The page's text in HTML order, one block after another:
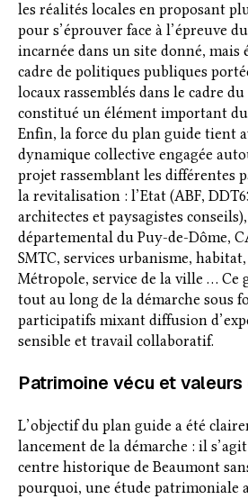
les réalités locales en proposant
pour s’éprouver face à l’épreuve
incarnée dans un site donné, mais
cadre de politiques publiques
locaux rassemblés dans le cadre
constitué un élément important du
Enfin, la force du plan guide tient
dynamique collective engagée
projet rassemblant les différentes
la revitalisation : l’Etat (ABF,
architectes et paysagistes
départemental du Puy-de-Dôme,
SMTC, services urbanisme,
Métropole, service de la ville … Ce
tout au long de la démarche sous
participatifs mixant diffusion
sensible et travail collaboratif.
Patrimoine vécu et valeurs
L’objectif du plan guide a été
lancement de la démarche : il
centre historique de Beaumont
pourquoi, une étude patrimoniale